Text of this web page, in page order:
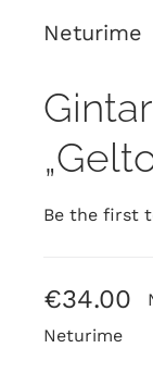
Neturime
Be the first
€34.00
Neturime